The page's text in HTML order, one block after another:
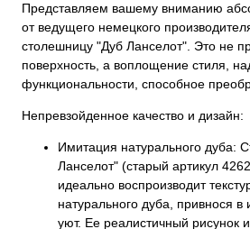
Представляем вашему вниманию
от ведущего немецкого
столешницу "Дуб Ланселот". Это не
поверхность, а воплощение стиля,
функциональности, способное
Непревзойденное качество и дизайн:
Имитация натурального дуба:
Ланселот" (старый артикул
идеально воспроизводит
натурального дуба, привнося в
уют. Ее реалистичный рисунок